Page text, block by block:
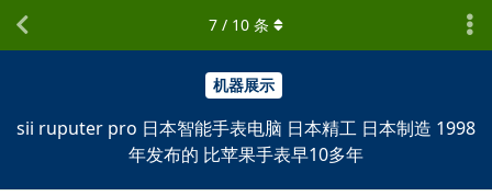
机器展示
sii ruputer pro 日本智能手表电脑 日本精工 日本制造 1998
年发布的 比苹果手表早10多年
7 / 10 条